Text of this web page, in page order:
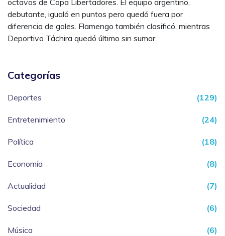
octavos de Copa Libertadores. El equipo argentino,
debutante, igualó en puntos pero quedó fuera por
diferencia de goles. Flamengo también clasificó, mientras
Deportivo Táchira quedó último sin sumar.
Categorías
Deportes (129)
Entretenimiento (24)
Política (18)
Economía (8)
Actualidad (7)
Sociedad (6)
Música (6)